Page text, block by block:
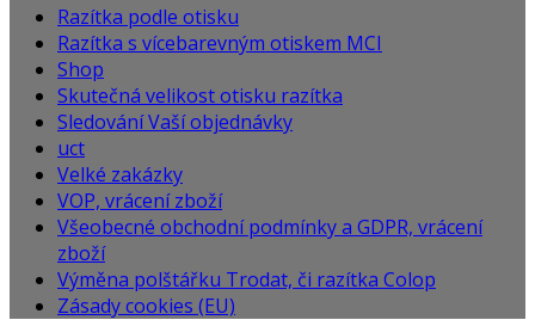
Razítka podle otisku
Razítka s vícebarevným otiskem MCI
Shop
Skutečná velikost otisku razítka
Sledování Vaší objednávky
uct
Velké zakázky
VOP, vrácení zboží
Všeobecné obchodní podmínky a GDPR, vrácení
zboží
Výměna polštářku Trodat, či razítka Colop
Zásady cookies (EU)